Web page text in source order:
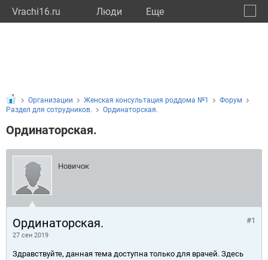
Vrachi16.ru Люди Eще
Организации Женская консультация роддома №1
Форум
Раздел для сотрудников.
Ординаторская.
Ординаторская.
Новичок
Ординаторская.
27 сен 2019
#1
Здравствуйте, данная тема доступна только для врачей. Здесь